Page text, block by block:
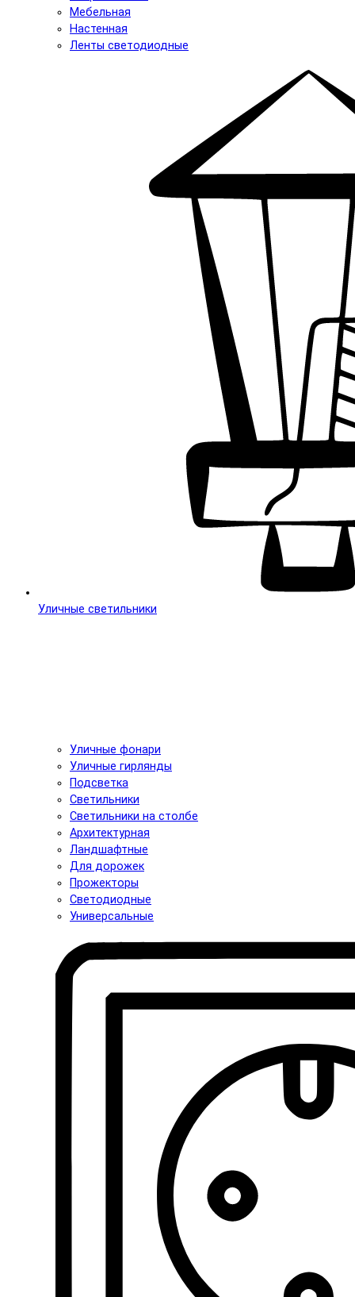
Мебельная
Настенная
Ленты светодиодные
Уличные светильники
Уличные фонари
Уличные гирлянды
Подсветка
Светильники
Светильники на столбе
Архитектурная
Ландшафтные
Для дорожек
Прожекторы
Светодиодные
Универсальные